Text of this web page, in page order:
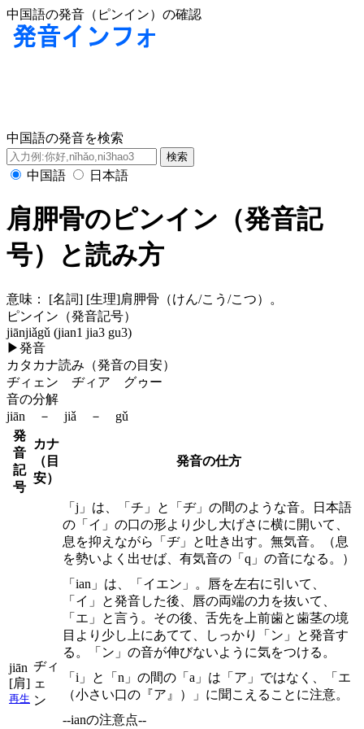
中国語の発音（ピンイン）の確認
中国語の発音を検索
中国語 日本語
肩胛骨のピンイン（発音記
号）と読み方
意味：
[名詞] [生理]肩胛骨（けん/こう/こつ）。
ピンイン（発音記号）
jiānjiǎgǔ (jian1 jia3 gu3)
▶発音
カタカナ読み（発音の目安）
ヂィェン ヂィア グゥー
音の分解
jiān － jiǎ － gǔ
発
音
記
号
カナ
（目
安）
発音の仕方
jiān
[肩]
再生
ヂィ
ェ
ン
「j」は、「チ」と「ヂ」の間のような音。日本語
の「イ」の口の形より少し大げさに横に開いて、
息を抑えながら「ヂ」と吐き出す。無気音。（息
を勢いよく出せば、有気音の「q」の音になる。）
「ian」は、「イエン」。唇を左右に引いて、
「イ」と発音した後、唇の両端の力を抜いて、
「エ」と言う。その後、舌先を上前歯と歯茎の境
目より少し上にあてて、しっかり「ン」と発音す
る。「ン」の音が伸びないように気をつける。
「i」と「n」の間の「a」は「ア」ではなく、「エ
（小さい口の『ア』）」に聞こえることに注意。
--ianの注意点--